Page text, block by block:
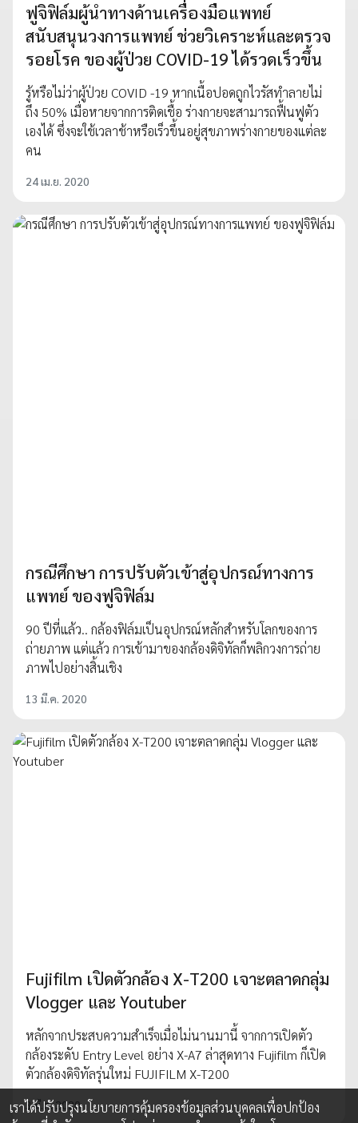
ฟูจิฟิล์มผู้นำทางด้านเครื่องมือแพทย์
สนับสนุนวงการแพทย์ ช่วยวิเคราะห์และตรวจ
รอยโรค ของผู้ป่วย COVID-19 ได้รวดเร็วขึ้น
รู้หรือไม่ว่าผู้ป่วย COVID -19 หากเนื้อปอดถูกไวรัสทำลายไม่
ถึง 50% เมื่อหายจากการติดเชื้อ ร่างกายจะสามารถฟื้นฟูตัว
เองได้ ซึ่งจะใช้เวลาช้าหรือเร็วขึ้นอยู่สุขภาพร่างกายของแต่ละ
คน
24 เม.ย. 2020
กรณีศึกษา การปรับตัวเข้าสู่อุปกรณ์ทางการ
แพทย์ ของฟูจิฟิล์ม
90 ปีที่แล้ว.. กล้องฟิล์มเป็นอุปกรณ์หลักสำหรับโลกของการ
ถ่ายภาพ แต่แล้ว การเข้ามาของกล้องดิจิทัลก็พลิกวงการถ่าย
ภาพไปอย่างสิ้นเชิง
13 มี.ค. 2020
Fujifilm เปิดตัวกล้อง X-T200 เจาะตลาดกลุ่ม
Vlogger และ Youtuber
หลักจากประสบความสำเร็จเมื่อไม่นานมานี้ จากการเปิดตัว
กล้องระดับ Entry Level อย่าง X-A7 ล่าสุดทาง Fujifilm ก็เปิด
ตัวกล้องดิจิทัลรุ่นใหม่ FUJIFILM X-T200
3 มี.ค. 2020
เราได้ปรับปรุงนโยบายการคุ้มครองข้อมูลส่วนบุคคลเพื่อปกป้อง